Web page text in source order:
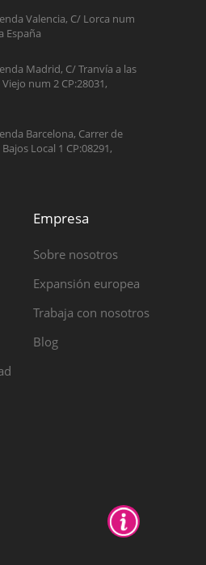
Valencia, C/ Lorca num
España
Madrid, C/ Tranvía a las
num 2 CP:28031,
Barcelona, Carrer de
Local 1 CP:08291,
Empresa
Sobre nosotros
Expansión europea
Trabaja con nosotros
Blog